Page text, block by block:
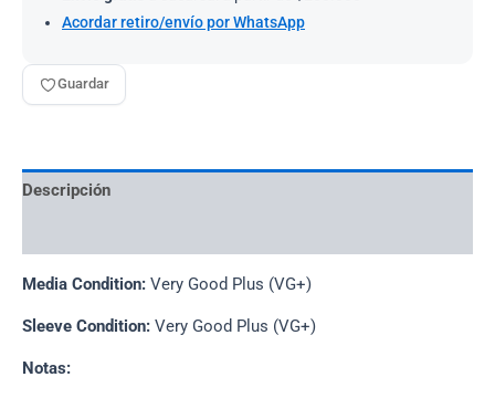
Acordar retiro/envío por WhatsApp
Guardar
Descripción
Media Condition: Very Good Plus (VG+)
Sleeve Condition: Very Good Plus (VG+)
Notas: